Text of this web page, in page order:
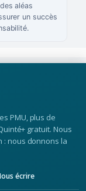
aléas
un succès
PMU, plus de
gratuit. Nous
: nous donnons la
écrire